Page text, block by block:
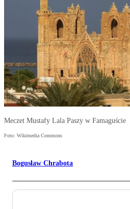
Meczet Mustafy Lala Paszy w Famaguście
Foto: Wikimedia Commons
Bogusław Chrabota